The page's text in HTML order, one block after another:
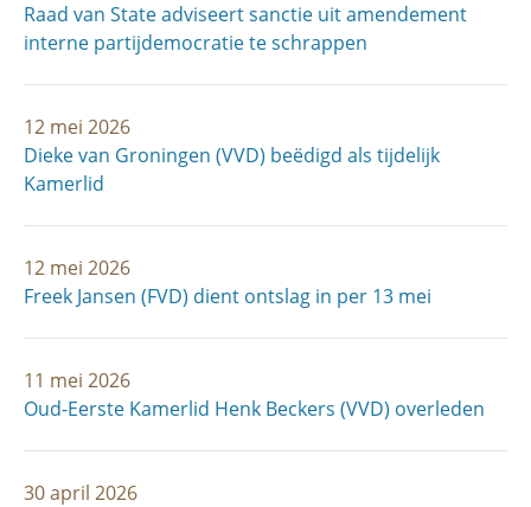
Raad van State adviseert sanctie uit amendement
interne partijdemocratie te schrappen
12 mei 2026
Dieke van Groningen (VVD) beëdigd als tijdelijk
Kamerlid
12 mei 2026
Freek Jansen (FVD) dient ontslag in per 13 mei
11 mei 2026
Oud-Eerste Kamerlid Henk Beckers (VVD) overleden
30 april 2026